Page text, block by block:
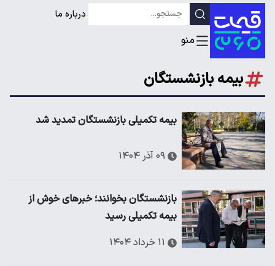
درباره ما
بیمه بازنشستگان
بیمه تکمیلی بازنشستگان تمدید شد
۰۹ آذر ۱۴۰۴
بازنشستگان بخوانند؛ خبرهای خوش از
بیمه تکمیلی رسید
۱۱ خرداد ۱۴۰۴